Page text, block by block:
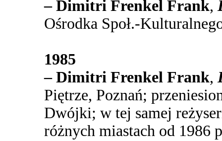
– Dimitri Frenkel Frank,
Ośrodka Społ.-
1985
– Dimitri Frenkel Frank,
Piętrze, Poznań;
Dwójki; w tej samej
różnych miastach od 1986